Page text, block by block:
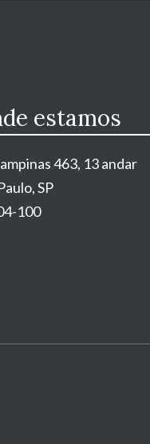
estamos
463, 13 andar
SP
100